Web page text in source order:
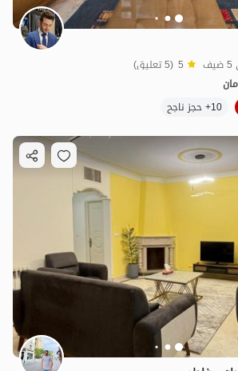
2.9مليون ت 4.6
5 (5 تعليق)
10+ حجز ناجح